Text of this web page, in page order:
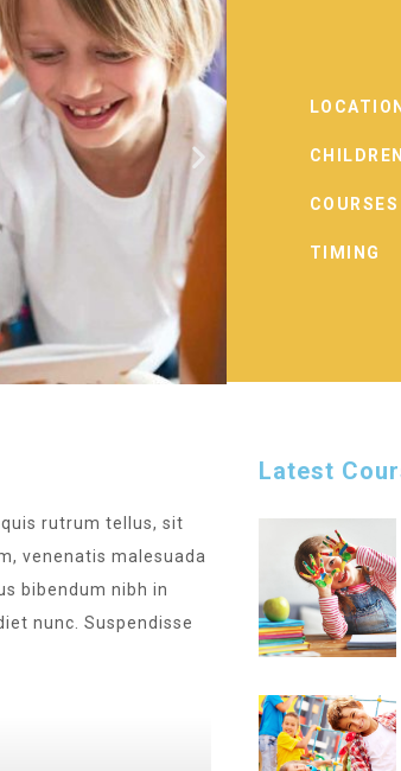
LOCATION
CHILDREN
COURSES
TIMING
rutrum tellus, sit
venenatis malesuada
bibendum nibh in
nunc. Suspendisse
Latest